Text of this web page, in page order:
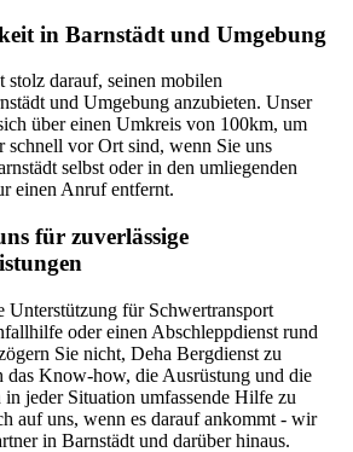
in Barnstädt und Umgebung
stolz darauf, seinen mobilen
und Umgebung anzubieten. Unser
über einen Umkreis von 100km, um
schnell vor Ort sind, wenn Sie uns
selbst oder in den umliegenden
einen Anruf entfernt.
für zuverlässige
Unterstützung für Schwertransport
oder einen Abschleppdienst rund
Sie nicht, Deha Bergdienst zu
das Know-how, die Ausrüstung und die
jeder Situation umfassende Hilfe zu
auf uns, wenn es darauf ankommt - wir
in Barnstädt und darüber hinaus.